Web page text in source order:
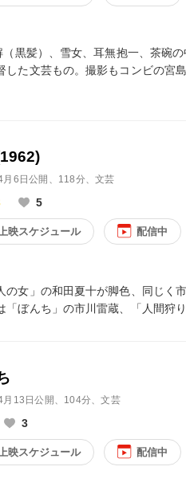
（黒髪）、雪女、耳無抱一、茶碗
した文芸もの。撮影もコンビの宮
6日公開 、118分、文芸
5
上映スケジュール 配信中
の女」の和田夏十が脚色、同じく
「ぼんち」の市川雷蔵、「人間狩
月13日公開 、104分、文芸
3
上映スケジュール 配信中